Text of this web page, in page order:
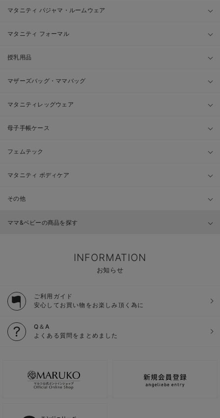
マタニティ パジャマ・ルームウェア
マタニティ フォーマル
授乳用品
マザーズバッグ・ママバッグ
マタニティレッグウェア
母子手帳ケース
フェムテック
マタニティ ボディケア
その他
ママ&ベビーの商品を探す
INFORMATION
お知らせ
ご利用ガイド
安心してお買い物をお楽しみ頂く為に
Q＆A
よくある質問をまとめました